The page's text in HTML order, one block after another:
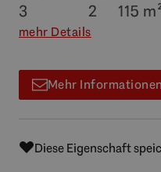
3 2 115
mehr Details
Mehr
Diese Eigenschaft